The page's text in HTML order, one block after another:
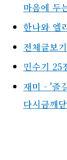
마음에 두
한나와 엘
전체글보기
민수기 25
재미 - '즐
다시금깨